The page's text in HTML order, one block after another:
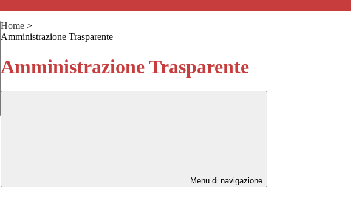
Home >
Amministrazione Trasparente
Amministrazione Trasparente
Menu di navigazione